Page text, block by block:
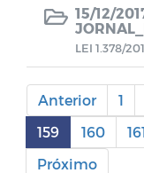
15/12/
LEI 1.378/
Anterior 1
159
160
Próximo